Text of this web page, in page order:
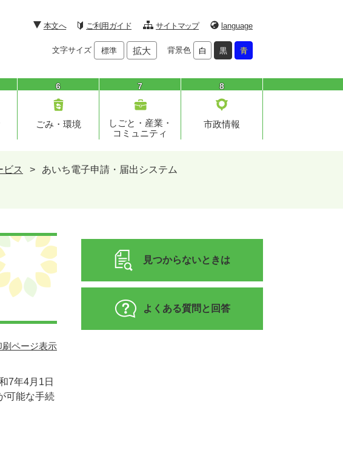
本文へ ご利用ガイド サイトマップ language
文字サイズ 標準 拡大 背景色 白 黒 青
6
ごみ・環境
7
しごと・産業・
コミュニティ
8
市政情報
ビス > あいち電子申請・届出システム
刷ページ表示
7年4月1日
可能な手続
見つからないときは
よくある質問と回答